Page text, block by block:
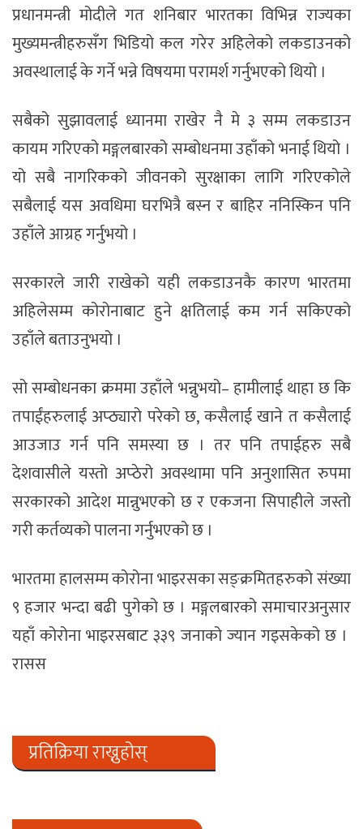
प्रधानमन्त्री मोदीले गत शनिबार भारतका विभिन्न राज्यका
मुख्यमन्त्रीहरुसँग भिडियो कल गरेर अहिलेको लकडाउनको
अवस्थालाई के गर्ने भन्ने विषयमा परामर्श गर्नुभएको थियो ।
सबैको सुझावलाई ध्यानमा राखेर नै मे ३ सम्म लकडाउन
कायम गरिएको मङ्गलबारको सम्बोधनमा उहाँको भनाई थियो ।
यो सबै नागरिकको जीवनको सुरक्षाका लागि गरिएकोले
सबैलाई यस अवधिमा घरभित्रै बस्न र बाहिर ननिस्किन पनि
उहाँले आग्रह गर्नुभयो ।
सरकारले जारी राखेको यही लकडाउनकै कारण भारतमा
अहिलेसम्म कोरोनाबाट हुने क्षतिलाई कम गर्न सकिएको
उहाँले बताउनुभयो ।
सो सम्बोधनका क्रममा उहाँले भन्नुभयो– हामीलाई थाहा छ कि
तपाईंहरुलाई अप्ठ्यारो परेको छ, कसैलाई खाने त कसैलाई
आउजाउ गर्न पनि समस्या छ । तर पनि तपाईहरु सबै
देशवासीले यस्तो अप्ठेरो अवस्थामा पनि अनुशासित रुपमा
सरकारको आदेश मान्नुभएको छ र एकजना सिपाहीले जस्तो
गरी कर्तव्यको पालना गर्नुभएको छ ।
भारतमा हालसम्म कोरोना भाइरसका सङ्क्रमितहरुको संख्या
९ हजार भन्दा बढी पुगेको छ । मङ्गलबारको समाचारअनुसार
यहाँ कोरोना भाइरसबाट ३३९ जनाको ज्यान गइसकेको छ ।
रासस
प्रतिक्रिया राख्नुहोस्